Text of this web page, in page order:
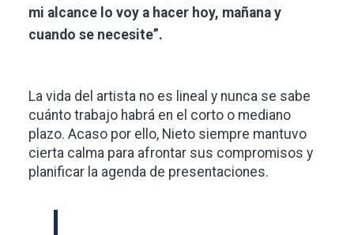
mi alcance lo voy a hacer hoy, mañana y
cuando se necesite”.
La vida del artista no es lineal y nunca se sabe
cuánto trabajo habrá en el corto o mediano
plazo. Acaso por ello, Nieto siempre mantuvo
cierta calma para afrontar sus compromisos y
planificar la agenda de presentaciones.